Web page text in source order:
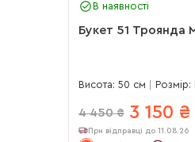
В наявності
Букет 51 Троянда
Висота: 50 см Розмір: L
4 450 ₴ 3 150 ₴
При відправці до 11.08.26